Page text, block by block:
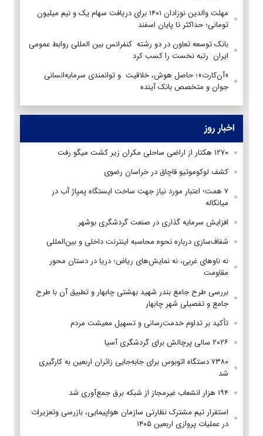
مهلت والدین نوزادان ۱۴۰۱ برای دریافت سهام یک و نیم میلیون
تومانی؛ حداکثر تا پایان اسفند
بانک توسعه تعاون در دو رشته کنفرانس بین المللی روابط عمومی
ایران رتبه نخست را کسب کرد
«آن‌کارت»؛ حاصل هوش، خلاقیت و توانمندی سرمایه‌انسانی
جوان و متخصص بانک آینده
اخبار روز
۱۲۷۰ هکتار از اراضی ساحلی مکران زیر کشت میگو رفت
کشف لوکوموتیو قاچاق در خراسان رضوی
۷ همت؛ اعتبار مورد نیاز جهت ساخت ایستگاه پمپاژ آب در
میانکاله
افزایش سرمایه گذاری در صنعت گردشگری بوشهر
شفاف‌سازی درباره نحوه محاسبه اینترنت داخلی و بین‌المللی
نه ناوهای غربی، نه نمایش‌های ریاض؛ دریا در دستان محور
مقاومت
بررسی طرح جامع بندر شهید بهشتی چابهار و تطبیق آن با طرح
جامع و تفصیلی شهر چابهار
تأکید بر تداوم خدمت‌رسانی و تسهیل معیشت مردم
۲۰۲۶ سالی پرچالش برای گردشگری آسیا
۷۳۸۰ دستگاه اتوبوس برای جابه‌جایی زائران اربعین به‌ کارگیری
شد
۱۹۴ هزار انشعاب غیرمجاز از شبکه برق جمع‌آوری شد
استقرار تیم مشترک نظارتی سازمان هواپیمایی، بازرسی وتعزیرات
در عملیات پروازی اربعین ۱۴۰۵